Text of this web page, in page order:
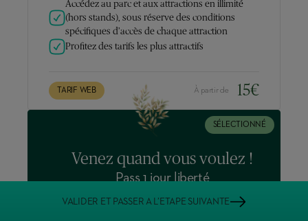
Accédez au parc et aux attractions en illimité
(hors stands), sous réserve des conditions
spécifiques d’accès de chaque attraction
Profitez des tarifs les plus attractifs
TARIF WEB À partir de 15€
SÉLECTIONNÉ
Venez quand vous voulez !
Pass 1 jour liberté
VALIDER ET PASSER A L’ETAPE SUIVANTE